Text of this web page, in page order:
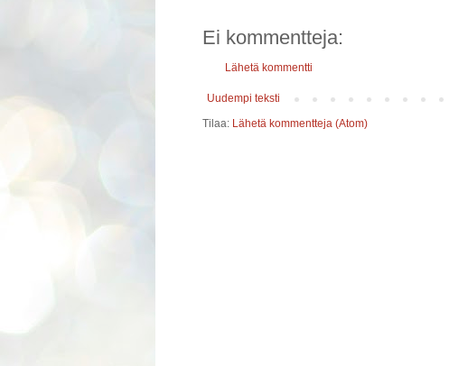
Ei kommentteja:
Lähetä kommentti
Uudempi teksti
Tilaa: Lähetä kommentteja (Atom)